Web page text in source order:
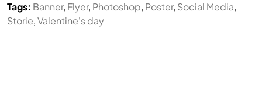
Tags: Banner, Flyer, Photoshop, Poster, Social Media,
Storie,Valentine's day